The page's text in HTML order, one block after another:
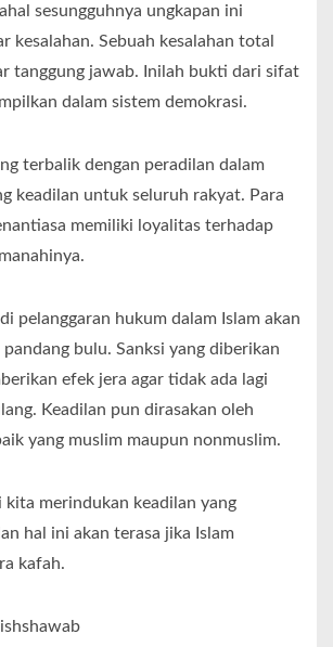
sesungguhnya ungkapan ini
kesalahan. Sebuah kesalahan total
tanggung jawab. Inilah bukti dari sifat
dalam sistem demokrasi.
terbalik dengan peradilan dalam
keadilan untuk seluruh rakyat. Para
memiliki loyalitas terhadap
pelanggaran hukum dalam Islam akan
bulu. Sanksi yang diberikan
efek jera agar tidak ada lagi
Keadilan pun dirasakan oleh
yang muslim maupun nonmuslim.
kita merindukan keadilan yang
hal ini akan terasa jika Islam
kafah.